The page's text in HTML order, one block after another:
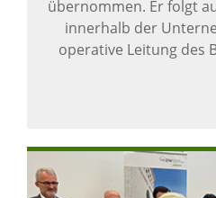
übernommen. Er folgt
innerhalb der
operative Leitung des